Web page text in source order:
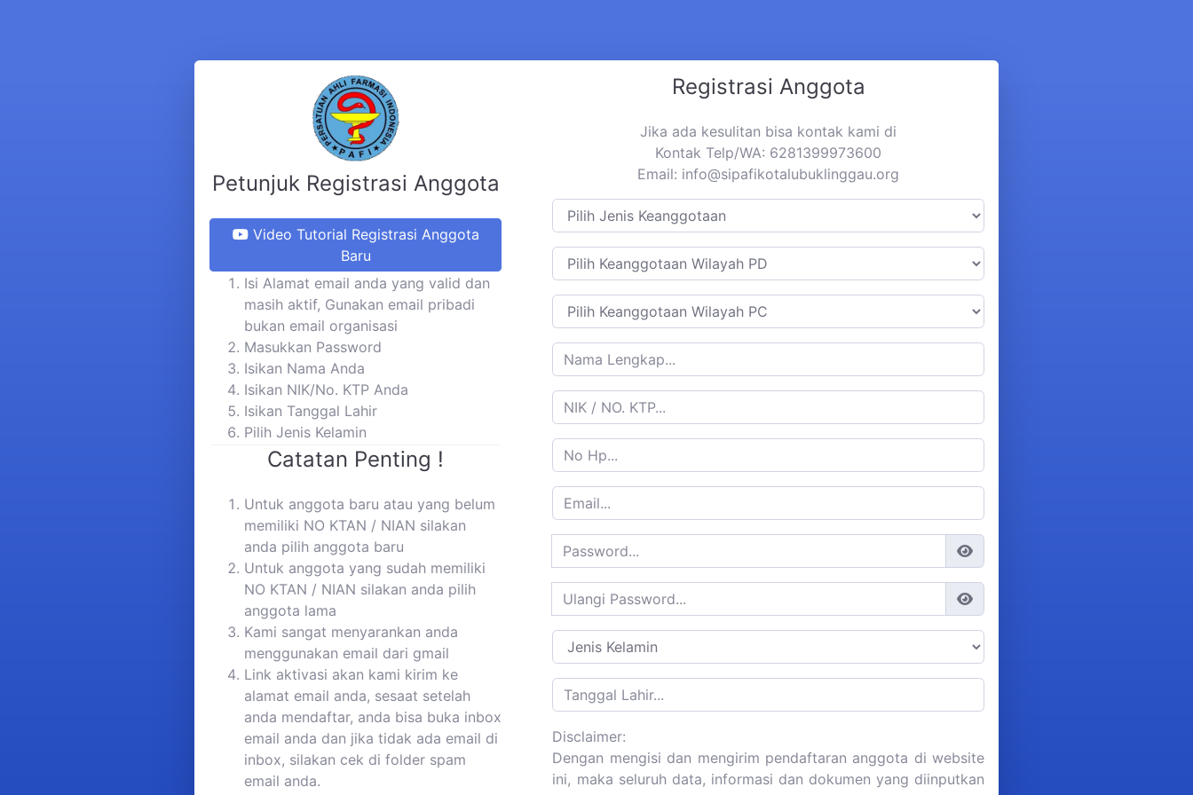
Petunjuk Registrasi Anggota
Video Tutorial Registrasi Anggota
Baru
Isi Alamat email anda yang valid dan
masih aktif, Gunakan email pribadi
bukan email organisasi
Masukkan Password
Isikan Nama Anda
Isikan NIK/No. KTP Anda
Isikan Tanggal Lahir
Pilih Jenis Kelamin
Catatan Penting !
Untuk anggota baru atau yang belum
memiliki NO KTAN / NIAN silakan
anda pilih anggota baru
Untuk anggota yang sudah memiliki
NO KTAN / NIAN silakan anda pilih
anggota lama
Kami sangat menyarankan anda
menggunakan email dari gmail
Link aktivasi akan kami kirim ke
alamat email anda, sesaat setelah
anda mendaftar, anda bisa buka inbox
email anda dan jika tidak ada email di
inbox, silakan cek di folder spam
email anda.
Registrasi Anggota
Jika ada kesulitan bisa kontak kami di
Kontak Telp/WA: 6281399973600
Email: info@sipafikotalubuklinggau.org
Disclaimer:
Dengan mengisi dan mengirim pendaftaran anggota di website
ini, maka seluruh data, informasi dan dokumen yang diinputkan